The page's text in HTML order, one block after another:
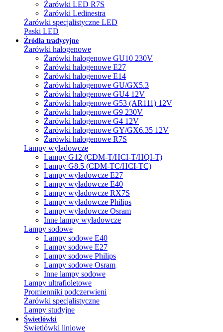
Żarówki LED R7S
Żarówki Ledinestra
Żarówki specjalistyczne LED
Paski LED
Źródła tradycyjne
Żarówki halogenowe
Żarówki halogenowe GU10 230V
Żarówki halogenowe E27
Żarówki halogenowe E14
Żarówki halogenowe GU/GX5.3
Żarówki halogenowe GU4 12V
Żarówki halogenowe G53 (AR111) 12V
Żarówki halogenowe G9 230V
Żarówki halogenowe G4 12V
Żarówki halogenowe GY/GX6.35 12V
Żarówki halogenowe R7S
Lampy wyładowcze
Lampy G12 (CDM-T/HCI-T/HQI-T)
Lampy G8.5 (CDM-TC/HCI-TC)
Lampy wyładowcze E27
Lampy wyładowcze E40
Lampy wyładowcze RX7S
Lampy wyładowcze Philips
Lampy wyładowcze Osram
Inne lampy wyładowcze
Lampy sodowe
Lampy sodowe E40
Lampy sodowe E27
Lampy sodowe Philips
Lampy sodowe Osram
Inne lampy sodowe
Lampy ultrafioletowe
Promienniki podczerwieni
Żarówki specjalistyczne
Lampy studyjne
Świetlówki
Świetlówki liniowe